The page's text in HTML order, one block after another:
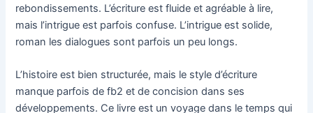
rebondissements. L’écriture est fluide et agréable à lire,
mais l’intrigue est parfois confuse. L’intrigue est solide,
roman les dialogues sont parfois un peu longs.
L’histoire est bien structurée, mais le style d’écriture
manque parfois de fb2 et de concision dans ses
développements. Ce livre est un voyage dans le temps qui